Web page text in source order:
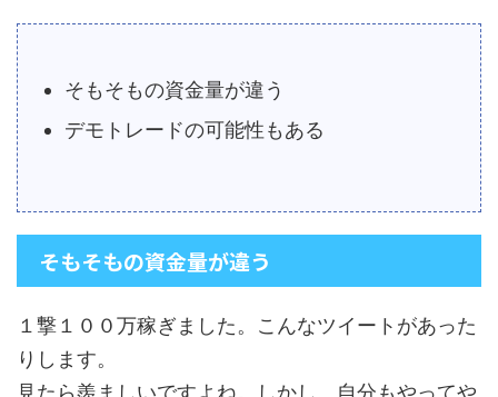
そもそもの資金量が違う
デモトレードの可能性もある
そもそもの資金量が違う
１撃１００万稼ぎました。こんなツイートがあった
りします。
見たら羨ましいですよね。しかし、自分もやってや